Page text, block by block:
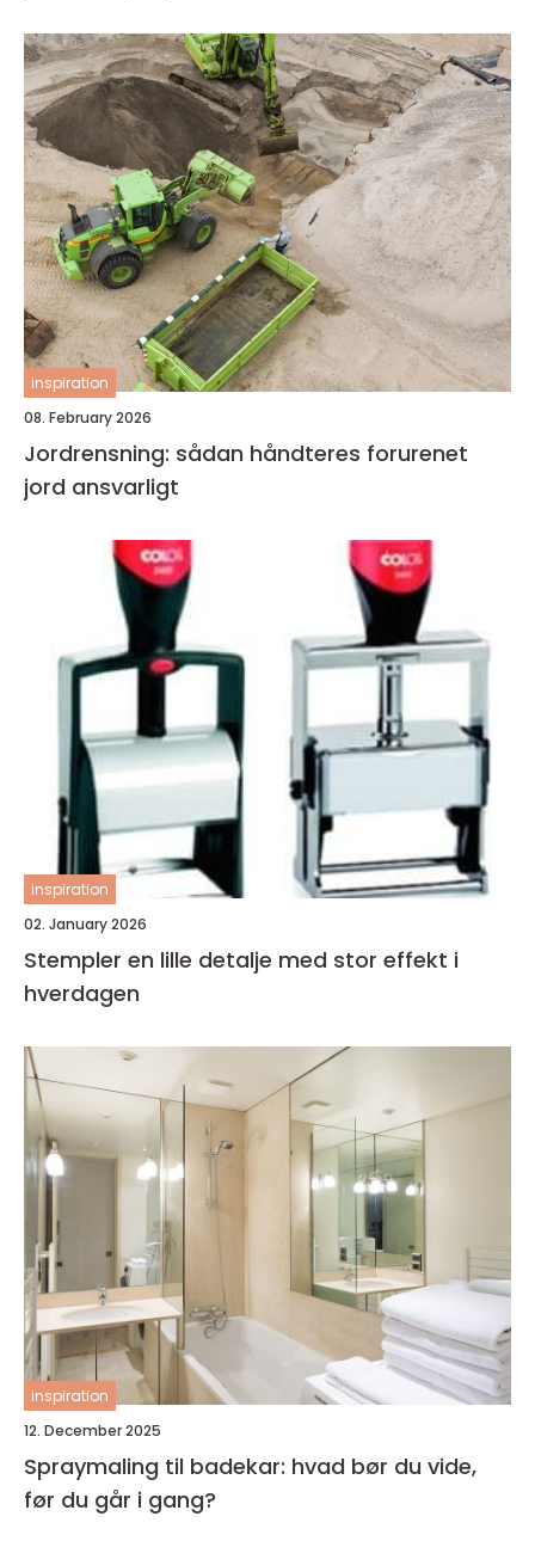
inspiration
08. February 2026
Jordrensning: sådan håndteres forurenet
jord ansvarligt
inspiration
02. January 2026
Stempler en lille detalje med stor effekt i
hverdagen
inspiration
12. December 2025
Spraymaling til badekar: hvad bør du vide,
før du går i gang?